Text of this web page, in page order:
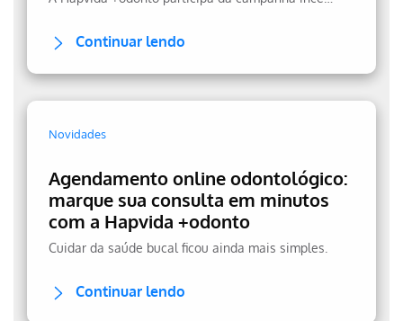
Continuar lendo
Novidades
Agendamento online odontológico:
marque sua consulta em minutos
com a Hapvida +odonto
Cuidar da saúde bucal ficou ainda mais simples.
Continuar lendo